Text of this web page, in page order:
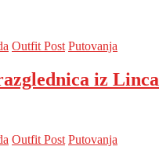
Outfit Post Putovanja
iz Linca
Outfit Post Putovanja